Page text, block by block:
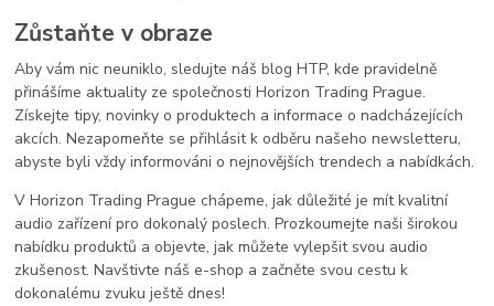
Zůstaňte v obraze
Aby vám nic neuniklo, sledujte náš blog HTP, kde pravidelně
přinášíme aktuality ze společnosti Horizon Trading Prague.
Získejte tipy, novinky o produktech a informace o nadcházejících
akcích. Nezapomeňte se přihlásit k odběru našeho newsletteru,
abyste byli vždy informováni o nejnovějších trendech a nabídkách.
V Horizon Trading Prague chápeme, jak důležité je mít kvalitní
audio zařízení pro dokonalý poslech. Prozkoumejte naši širokou
nabídku produktů a objevte, jak můžete vylepšit svou audio
zkušenost. Navštivte náš e-shop a začněte svou cestu k
dokonalému zvuku ještě dnes!